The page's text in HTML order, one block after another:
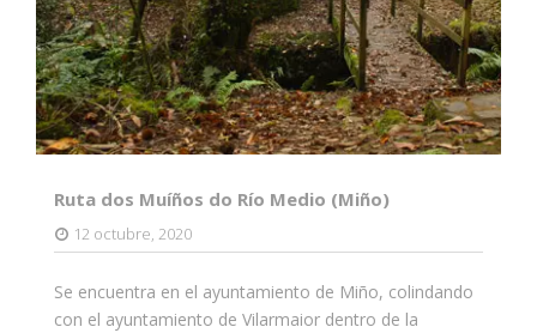
Ruta dos Muíños do Río Medio (Miño)
12 octubre, 2020
Se encuentra en el ayuntamiento de Miño, colindando
con el ayuntamiento de Vilarmaior dentro de la